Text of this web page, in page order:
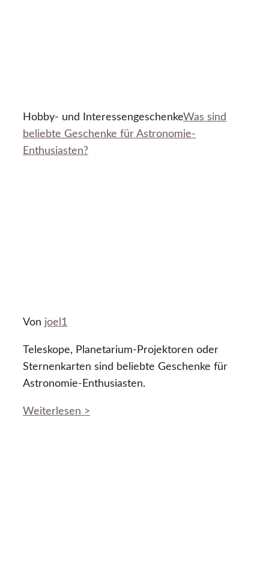
Hobby- und InteressengeschenkeWas sind
beliebte Geschenke für Astronomie-
Enthusiasten?
Von joel1
Teleskope, Planetarium-Projektoren oder
Sternenkarten sind beliebte Geschenke für
Astronomie-Enthusiasten.
Weiterlesen >